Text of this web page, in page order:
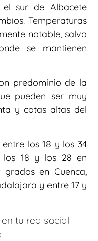
sur de Albacete
Temperaturas
notable, salvo
se mantienen
predominio de la
pueden ser muy
y cotas altas del
los 18 y los 34
los 18 y los 28 en
en Cuenca,
y entre 17 y
tu red social